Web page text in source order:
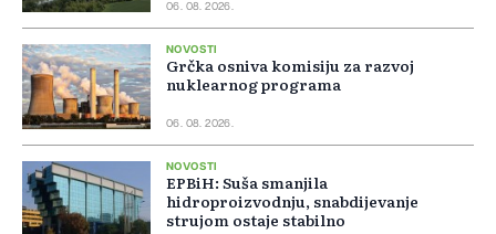
06. 08. 2026.
NOVOSTI
Grčka osniva komisiju za razvoj
nuklearnog programa
06. 08. 2026.
NOVOSTI
EPBiH: Suša smanjila
hidroproizvodnju, snabdijevanje
strujom ostaje stabilno